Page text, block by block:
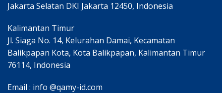
Jakarta Selatan DKI Jakarta 12450, Indonesia
Kalimantan Timur
Jl. Siaga No. 14, Kelurahan Damai, Kecamatan
Balikpapan Kota, Kota Balikpapan, Kalimantan Timur
76114, Indonesia
Email : info @qamy-id.com